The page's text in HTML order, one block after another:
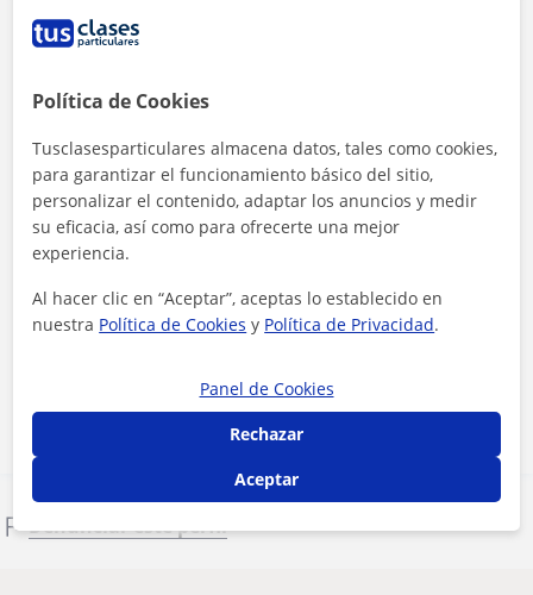
Al hacer clic, aceptas nuestroaviso legal y de privacidad
Contactar ahora
Denunciar este perfil
Política de Cookies
Tusclasesparticulares almacena datos, tales como cookies,
para garantizar el funcionamiento básico del sitio,
personalizar el contenido, adaptar los anuncios y medir
su eficacia, así como para ofrecerte una mejor
experiencia.
Al hacer clic en “Aceptar”, aceptas lo establecido en
nuestra Política de Cookies y Política de Privacidad.
Panel de Cookies
Rechazar
Aceptar